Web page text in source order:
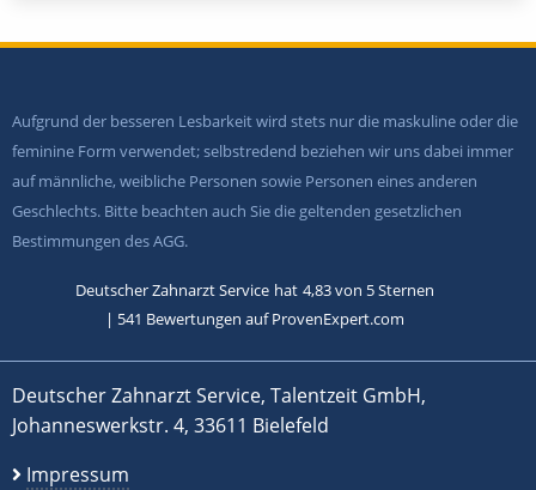
Aufgrund der besseren Lesbarkeit wird stets nur die maskuline oder die
feminine Form verwendet; selbstredend beziehen wir uns dabei immer
auf männliche, weibliche Personen sowie Personen eines anderen
Geschlechts. Bitte beachten auch Sie die geltenden gesetzlichen
Bestimmungen des AGG.
Deutscher Zahnarzt Service hat 4,83von 5Sternen
| 541 Bewertungen auf ProvenExpert.com
Deutscher Zahnarzt Service, Talentzeit GmbH,
Johanneswerkstr. 4, 33611 Bielefeld
Impressum